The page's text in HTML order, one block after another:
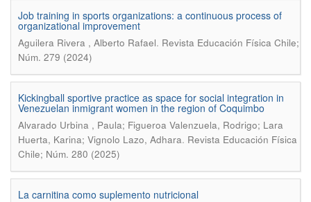
Job training in sports organizations: a continuous process of
organizational improvement
Aguilera Rivera , Alberto Rafael. Revista Educación Física Chile;
Núm. 279 (2024)
Kickingball sportive practice as space for social integration in
Venezuelan inmigrant women in the region of Coquimbo
Alvarado Urbina , Paula; Figueroa Valenzuela, Rodrigo; Lara
Huerta, Karina; Vignolo Lazo, Adhara. Revista Educación Física
Chile; Núm. 280 (2025)
La carnitina como suplemento nutricional